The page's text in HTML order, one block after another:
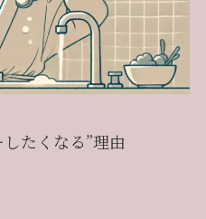
たくなる”理由